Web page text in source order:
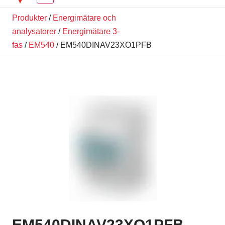
Produkter / Energimätare och
analysatorer / Energimätare 3-
fas / EM540 / EM540DINAV23XO1PFB